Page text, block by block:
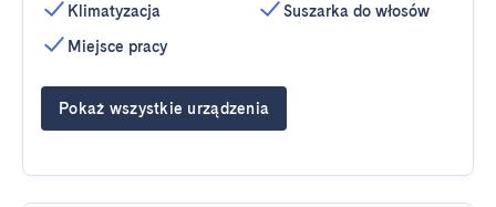
Klimatyzacja
Miejsce pracy
Suszarka do włosów
Pokaż wszystkie urządzenia